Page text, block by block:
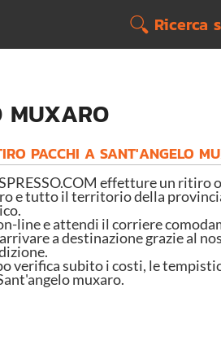
Ricerca
MUXARO
PACCHI A SANT'ANGELO
effetture un ritiro
e tutto il territorio della
line e attendi il corriere
a destinazione grazie al
verifica subito i costi, le
muxaro.